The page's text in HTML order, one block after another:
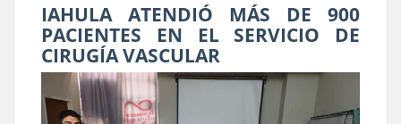
IAHULA ATENDIÓ MÁS DE 900
PACIENTES EN EL SERVICIO DE
CIRUGÍA VASCULAR